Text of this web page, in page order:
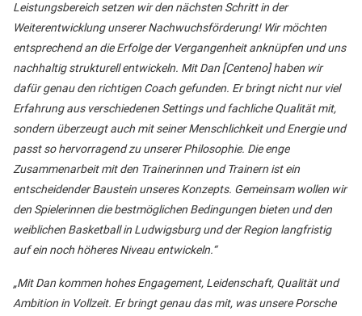
Leistungsbereich setzen wir den nächsten Schritt in der
Weiterentwicklung unserer Nachwuchsförderung! Wir möchten
entsprechend an die Erfolge der Vergangenheit anknüpfen und uns
nachhaltig strukturell entwickeln. Mit Dan [Centeno] haben wir
dafür genau den richtigen Coach gefunden. Er bringt nicht nur viel
Erfahrung aus verschiedenen Settings und fachliche Qualität mit,
sondern überzeugt auch mit seiner Menschlichkeit und Energie und
passt so hervorragend zu unserer Philosophie. Die enge
Zusammenarbeit mit den Trainerinnen und Trainern ist ein
entscheidender Baustein unseres Konzepts. Gemeinsam wollen wir
den Spielerinnen die bestmöglichen Bedingungen bieten und den
weiblichen Basketball in Ludwigsburg und der Region langfristig
auf ein noch höheres Niveau entwickeln.“
„Mit Dan kommen hohes Engagement, Leidenschaft, Qualität und
Ambition in Vollzeit. Er bringt genau das mit, was unsere Porsche